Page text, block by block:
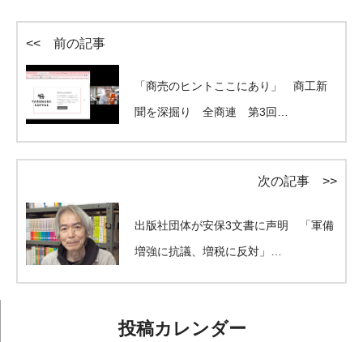
<< 前の記事
「商売のヒントここにあり」 商工新
聞を深掘り 全商連 第3回…
次の記事 >>
出版社団体が安保3文書に声明 「軍備
増強に抗議、増税に反対」…
投稿カレンダー